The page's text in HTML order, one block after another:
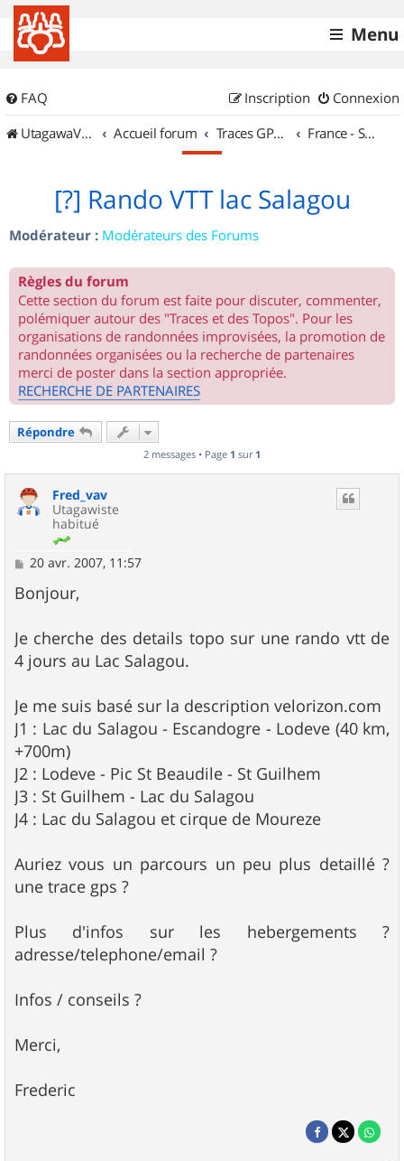
Menu
FAQ Connexion
Inscription
UtagawaVTT (Randos VTT et VTTAE avec traces GPS)
Accueil forum Traces GPS de randos VTT France - Sud Ouest
[?] Rando VTT lac Salagou
Modérateur : Modérateurs des Forums
Règles du forum
Cette section du forum est faite pour discuter, commenter,
polémiquer autour des "Traces et des Topos". Pour les
organisations de randonnées improvisées, la promotion de
randonnées organisées ou la recherche de partenaires
merci de poster dans la section appropriée.
RECHERCHE DE PARTENAIRES
Répondre
2 messages • Page 1 sur 1
Fred_vav
Utagawiste
habitué
M
s
s
g
e
20 avr. 2007, 11:57
Bonjour,
Je cherche des details topo sur une rando vtt de
4 jours au Lac Salagou.
Je me suis basé sur la description velorizon.com
J1 : Lac du Salagou - Escandogre - Lodeve (40 km,
+700m)
J2 : Lodeve - Pic St Beaudile - St Guilhem
J3 : St Guilhem - Lac du Salagou
J4 : Lac du Salagou et cirque de Moureze
Auriez vous un parcours un peu plus detaillé ?
une trace gps ?
Plus d'infos sur les hebergements ?
adresse/telephone/email ?
Infos / conseils ?
Merci,
Frederic